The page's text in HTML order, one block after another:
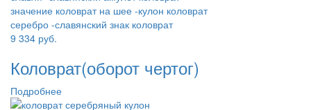
9 334 руб.
Коловрат(оборот чертог)
Подробнее